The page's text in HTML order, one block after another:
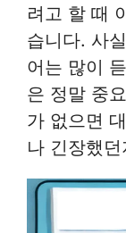
려고 할 때
습니다. 사
어는 많이
은 정말 중
가 없으면
나 긴장했던